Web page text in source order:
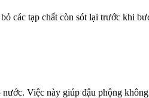
các tạp chất còn sót lại trước khi
Việc này giúp đậu phộng